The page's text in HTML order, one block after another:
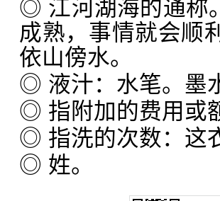
◎ 江河湖海的通称
成熟，事情就会顺
依山傍水。
◎ 液汁：水笔。墨
◎ 指附加的费用或
◎ 指洗的次数：这
◎ 姓。